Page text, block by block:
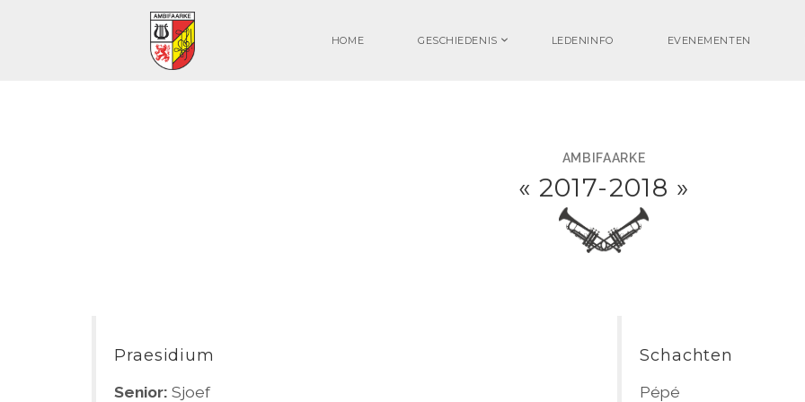
HOME GESCHIEDENIS LEDENINFO EVENEMENTEN
AMBIFAARKE
« 2017-2018 »
Praesidium
Senior: Sjoef
Schachten
Pépé